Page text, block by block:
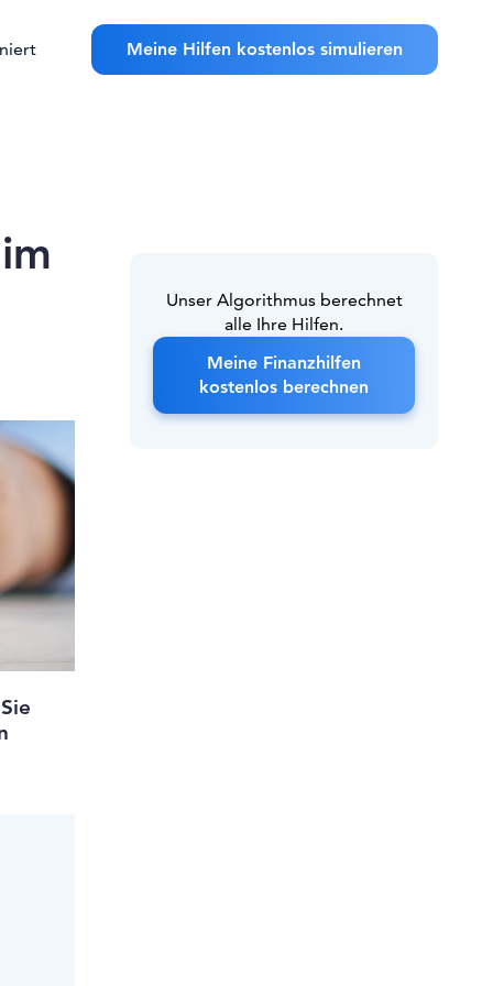
Meine Hilfen kostenlos simulieren
Unser Algorithmus berechnet
alle Ihre Hilfen.
Meine Finanzhilfen
kostenlos berechnen